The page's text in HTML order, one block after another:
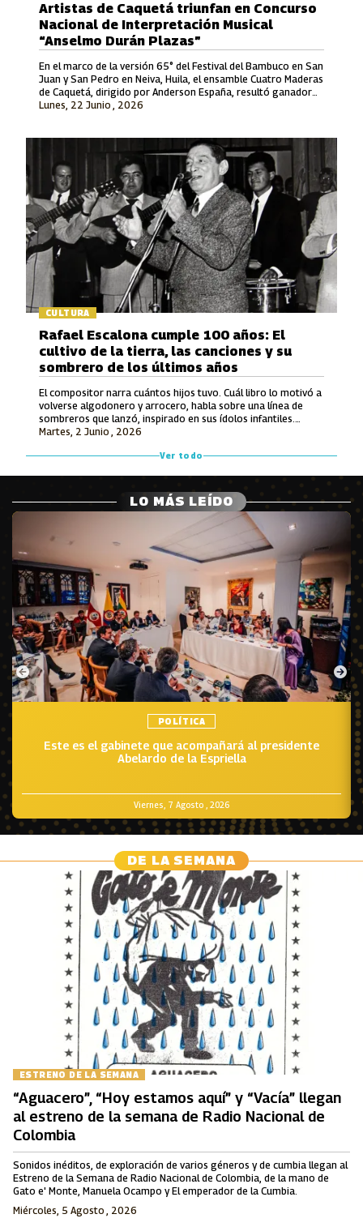
Lunes, 22 Junio , 2026
Artistas de Caquetá triunfan en Concurso
Nacional de Interpretación Musical
“Anselmo Durán Plazas”
En el marco de la versión 65° del Festival del Bambuco en San
Juan y San Pedro en Neiva, Huila, el ensamble Cuatro Maderas
de Caquetá, dirigido por Anderson España, resultó ganador
en la Modalidad Vocal.
CULTURA
Martes, 2 Junio , 2026
Rafael Escalona cumple 100 años: El
cultivo de la tierra, las canciones y su
sombrero de los últimos años
El compositor narra cuántos hijos tuvo. Cuál libro lo motivó a
volverse algodonero y arrocero, habla sobre una línea de
sombreros que lanzó, inspirado en sus ídolos infantiles.
También recuerda lo que le ofrecieron por hacerle una
inédito que luego grabó Jorge Oñate.
Ver todo
LO MÁS LEÍDO
POLÍTICA
Viernes, 7 Agosto , 2026
Este es el gabinete que acompañará al presidente
Abelardo de la Espriella
DE LA SEMANA
ESTRENO DE LA SEMANA
“Aguacero”, “Hoy estamos aquí” y “Vacía” llegan
al estreno de la semana de Radio Nacional de
Colombia
Sonidos inéditos, de exploración de varios géneros y de cumbia llegan al
Estreno de la Semana de Radio Nacional de Colombia, de la mano de
Gato e' Monte, Manuela Ocampo y El emperador de la Cumbia.
Miércoles, 5 Agosto , 2026